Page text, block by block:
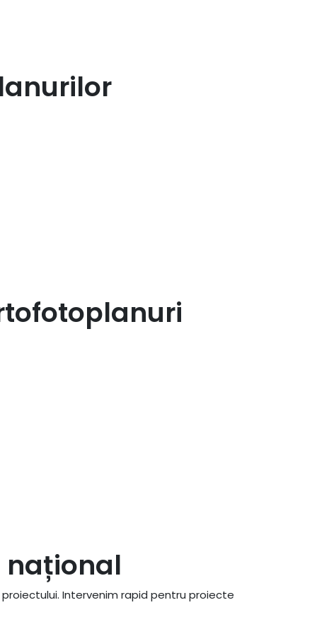
național
Intervenim rapid pentru proiecte